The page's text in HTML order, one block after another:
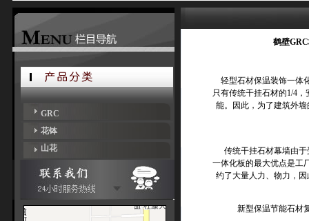
鹤壁
轻型石材保温装饰一体
只有传统干挂石材的1/4
能。因此，为了建筑外
传统干挂石材幕墙由于
一体化板的最大优点是工
约了大量人力、物力，
新型保温节能石材
GRC
花钵
山花